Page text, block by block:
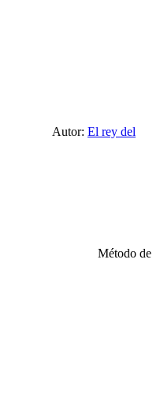
Autor: El rey del
Método de